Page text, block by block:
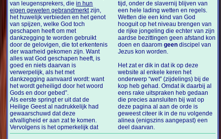
van leugensprekers, diein hun
eigen geweten gebrandmerktzijn,
het huwelijk verbieden en het genot
van spijzen, welke God toch
geschapen heeft om met
dankzegging te worden gebruikt
door de gelovigen, die tot erkentenis
der waarheid gekomen zijn. Want
alles wat God geschapen heeft, is
goed en niets daarvan is
verwerpelijk, als het met
dankzegging aanvaard wordt: want
het wordt geheiligd door het woord
Gods en door gebed”.
Als eerste springt er uit dat de
Heilige Geest al nadrukkelijk had
gewaarschuwd dat deze
afvalligheid er aan zat te komen.
Vervolgens is het opmerkelijk dat
tijd, onder de slavernij blijven van
een hele lading wetten en regels.
Wetten die een kind van God
hooguit op het niveau brengen van
de rijke jongeling die echter van zijn
aardse bezittingen geen afstand kon
doen en daarom geendiscipel van
Jezus kon worden.
Het zat er dik in dat ik op deze
website al enkele keren het
onderwerp “wet” (zijdelings) bij de
kop heb gehad. Omdat ik daarbij al
eens rake uitspraken heb gedaan
die precies aansluiten bij wat op
deze pagina al aan de orde is
geweest citeer ik in de nu volgende
alinea (enigszins aangepast) een
deel daarvan.